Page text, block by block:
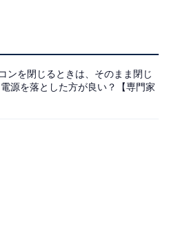
ンを閉じるときは、そのまま閉じ
源を落とした方が良い？【専門家